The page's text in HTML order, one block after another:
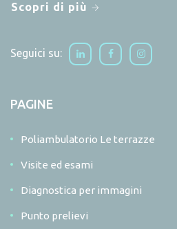
Scopri di più
Seguici su:
PAGINE
Poliambulatorio Le terrazze
Visite ed esami
Diagnostica per immagini
Punto prelievi